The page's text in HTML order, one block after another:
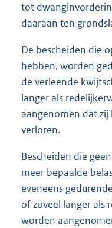
tot
daaraan ten
De bescheiden die
hebben, worden
de verleende
langer als
aangenomen dat
verloren.
Bescheiden die
meer bepaalde
eveneens
of zoveel langer als
worden